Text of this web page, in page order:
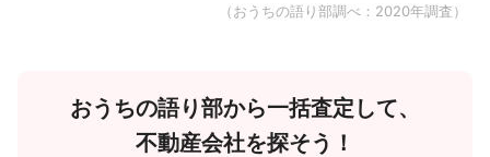
（おうちの語り部調べ：2020年調査）
おうちの語り部から一括査定して、
不動産会社を探そう！